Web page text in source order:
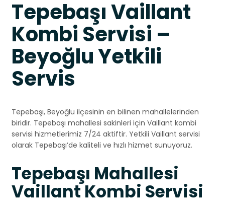
Tepebaşı Vaillant
Kombi Servisi –
Beyoğlu Yetkili
Servis
Tepebaşı, Beyoğlu ilçesinin en bilinen mahallelerinden
biridir. Tepebaşı mahallesi sakinleri için Vaillant kombi
servisi hizmetlerimiz 7/24 aktiftir. Yetkili Vaillant servisi
olarak Tepebaşı’de kaliteli ve hızlı hizmet sunuyoruz.
Tepebaşı Mahallesi
Vaillant Kombi Servisi